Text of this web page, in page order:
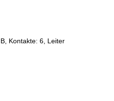
Kontakte: 6, Leiter